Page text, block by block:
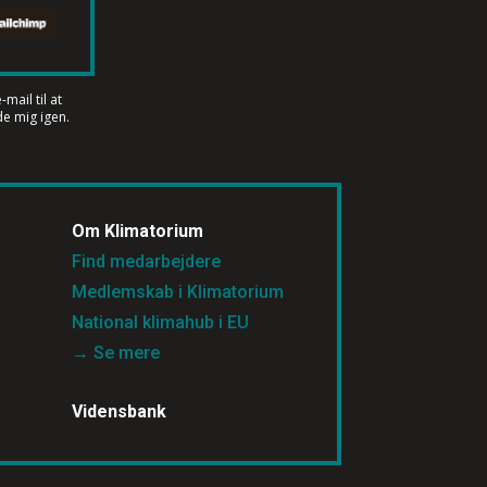
mail til at
mig igen.
Om Klimatorium
Find medarbejdere
Medlemskab i Klimatorium
National klimahub i EU
→ Se mere
Vidensbank